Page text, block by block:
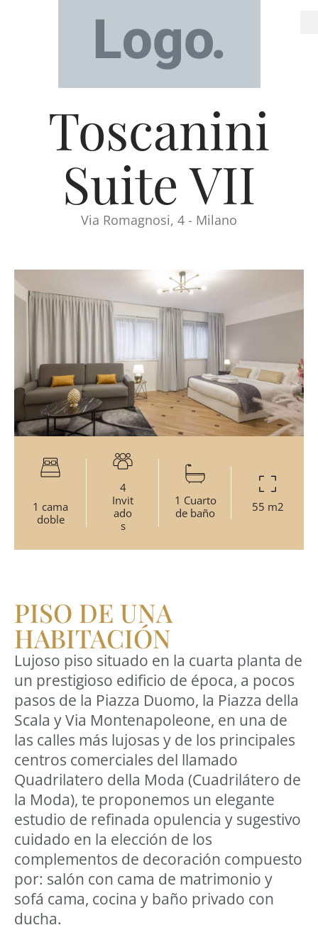
Toscanini
Suite VII
Via Romagnosi, 4 - Milano
1 cama
doble
4
Invit
ado
s
1 Cuarto
de baño
55 m2
PISO DE UNA
HABITACIÓN
Lujoso piso situado en la cuarta planta de
un prestigioso edificio de época, a pocos
pasos de la Piazza Duomo, la Piazza della
Scala y Via Montenapoleone, en una de
las calles más lujosas y de los principales
centros comerciales del llamado
Quadrilatero della Moda (Cuadrilátero de
la Moda), te proponemos un elegante
estudio de refinada opulencia y sugestivo
cuidado en la elección de los
complementos de decoración compuesto
por: salón con cama de matrimonio y
sofá cama, cocina y baño privado con
ducha.